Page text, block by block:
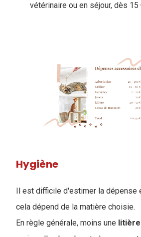
vétérinaire ou en séjour, dès 15
Hygiène
Il est difficile d'estimer la dépense
cela dépend de la matière choisie.
En règle générale, moins une litière